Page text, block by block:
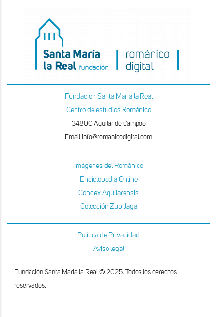
Fundacion Santa Maria la Real
Centro de estudios Románico
34800 Aguilar de Campoo
Email:info@romanicodigital.com
Imágenes del Románico
Enciclopedia Online
Condex Aquilarensis
Colección Zubillaga
Política de Privacidad
Aviso legal
Fundación Santa María la Real © 2025. Todos los derechos
reservados.